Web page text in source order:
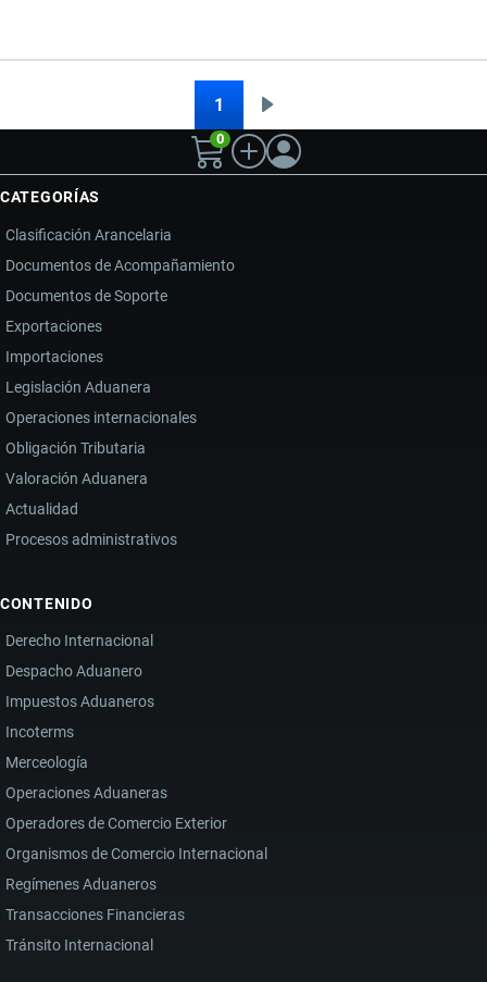
COMERCIO
2026:
LOGÍSTICA
Y
TRANSFORMACIÓN
DIGITAL
1
página
0
CATEGORÍAS
Clasificación Arancelaria
Documentos de Acompañamiento
Documentos de Soporte
Exportaciones
Importaciones
Legislación Aduanera
Operaciones internacionales
Obligación Tributaria
Valoración Aduanera
Actualidad
Procesos administrativos
CONTENIDO
Derecho Internacional
Despacho Aduanero
Impuestos Aduaneros
Incoterms
Merceología
Operaciones Aduaneras
Operadores de Comercio Exterior
Organismos de Comercio Internacional
Regímenes Aduaneros
Transacciones Financieras
Tránsito Internacional